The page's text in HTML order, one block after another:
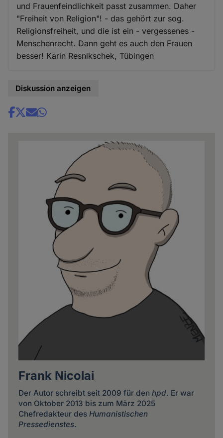
und Frauenfeindlichkeit passt zusammen. Daher
"Freiheit von Religion"! - das gehört zur sog.
Religionsfreiheit, und die ist ein - vergessenes -
Menschenrecht. Dann geht es auch den Frauen
besser! Karin Resnikschek, Tübingen
Diskussion anzeigen
Share
Frank Nicolai
Der Autor schreibt seit 2009 für den hpd. Er war
von Oktober 2013 bis zum März 2025
Chefredakteur des Humanistischen
Pressedienstes.